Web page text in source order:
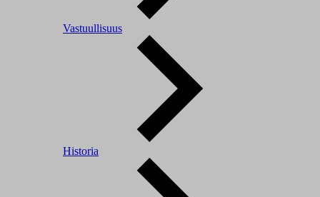
Vastuullisuus
Historia